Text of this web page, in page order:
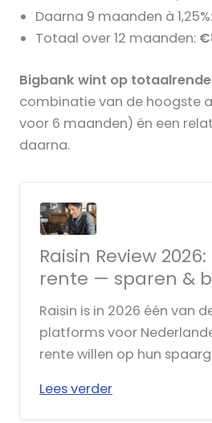
Daarna 9 maanden à
Totaal over 12 maanden:
Bigbank wint op
combinatie van de hoogste
voor 6 maanden) én een
daarna.
Raisin Review
rente — sparen &
Raisin is in 2026 één van
platforms voor
rente willen op hun
Lees verder